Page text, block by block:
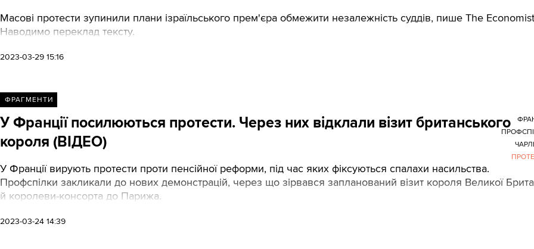
Масові протести зупинили плани ізраїльського прем'єра обмежити незалежність суддів, пише The
Наводимо переклад тексту.
2023-03-29 15:16
ФРАГМЕНТИ
У Франції посилюються протести. Через них відклали візит британського
короля (ВІДЕО)
У Франції вирують протести проти пенсійної реформи, під час яких фіксуються спалахи насильства.
Профспілки закликали до нових демонстрацій, через що зірвався запланований візит короля Великої
й королеви-консорта до Парижа.
2023-03-24 14:39